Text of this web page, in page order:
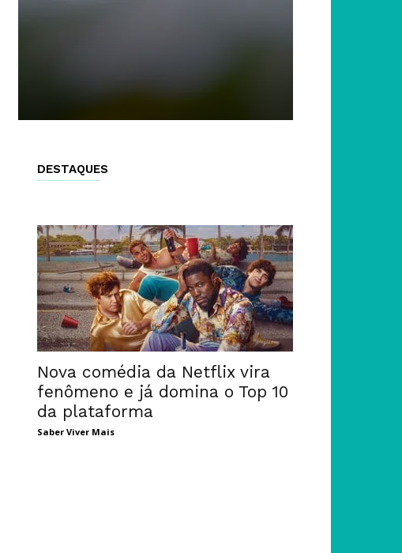
DESTAQUES
Nova comédia da Netflix vira
fenômeno e já domina o Top 10
da plataforma
Saber Viver Mais